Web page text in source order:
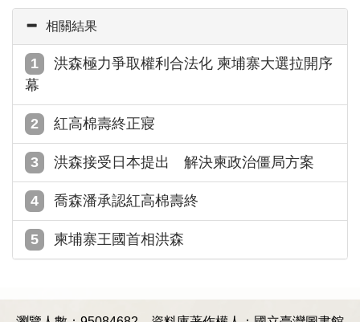
相關結果
洪森極力爭取權利合法化 柬埔寨大選拉開序
幕
紅高棉壽終正寢
洪森接受日本提出 解決柬政治僵局方案
喬森潘承認紅高棉壽終
柬埔寨王國首相洪森